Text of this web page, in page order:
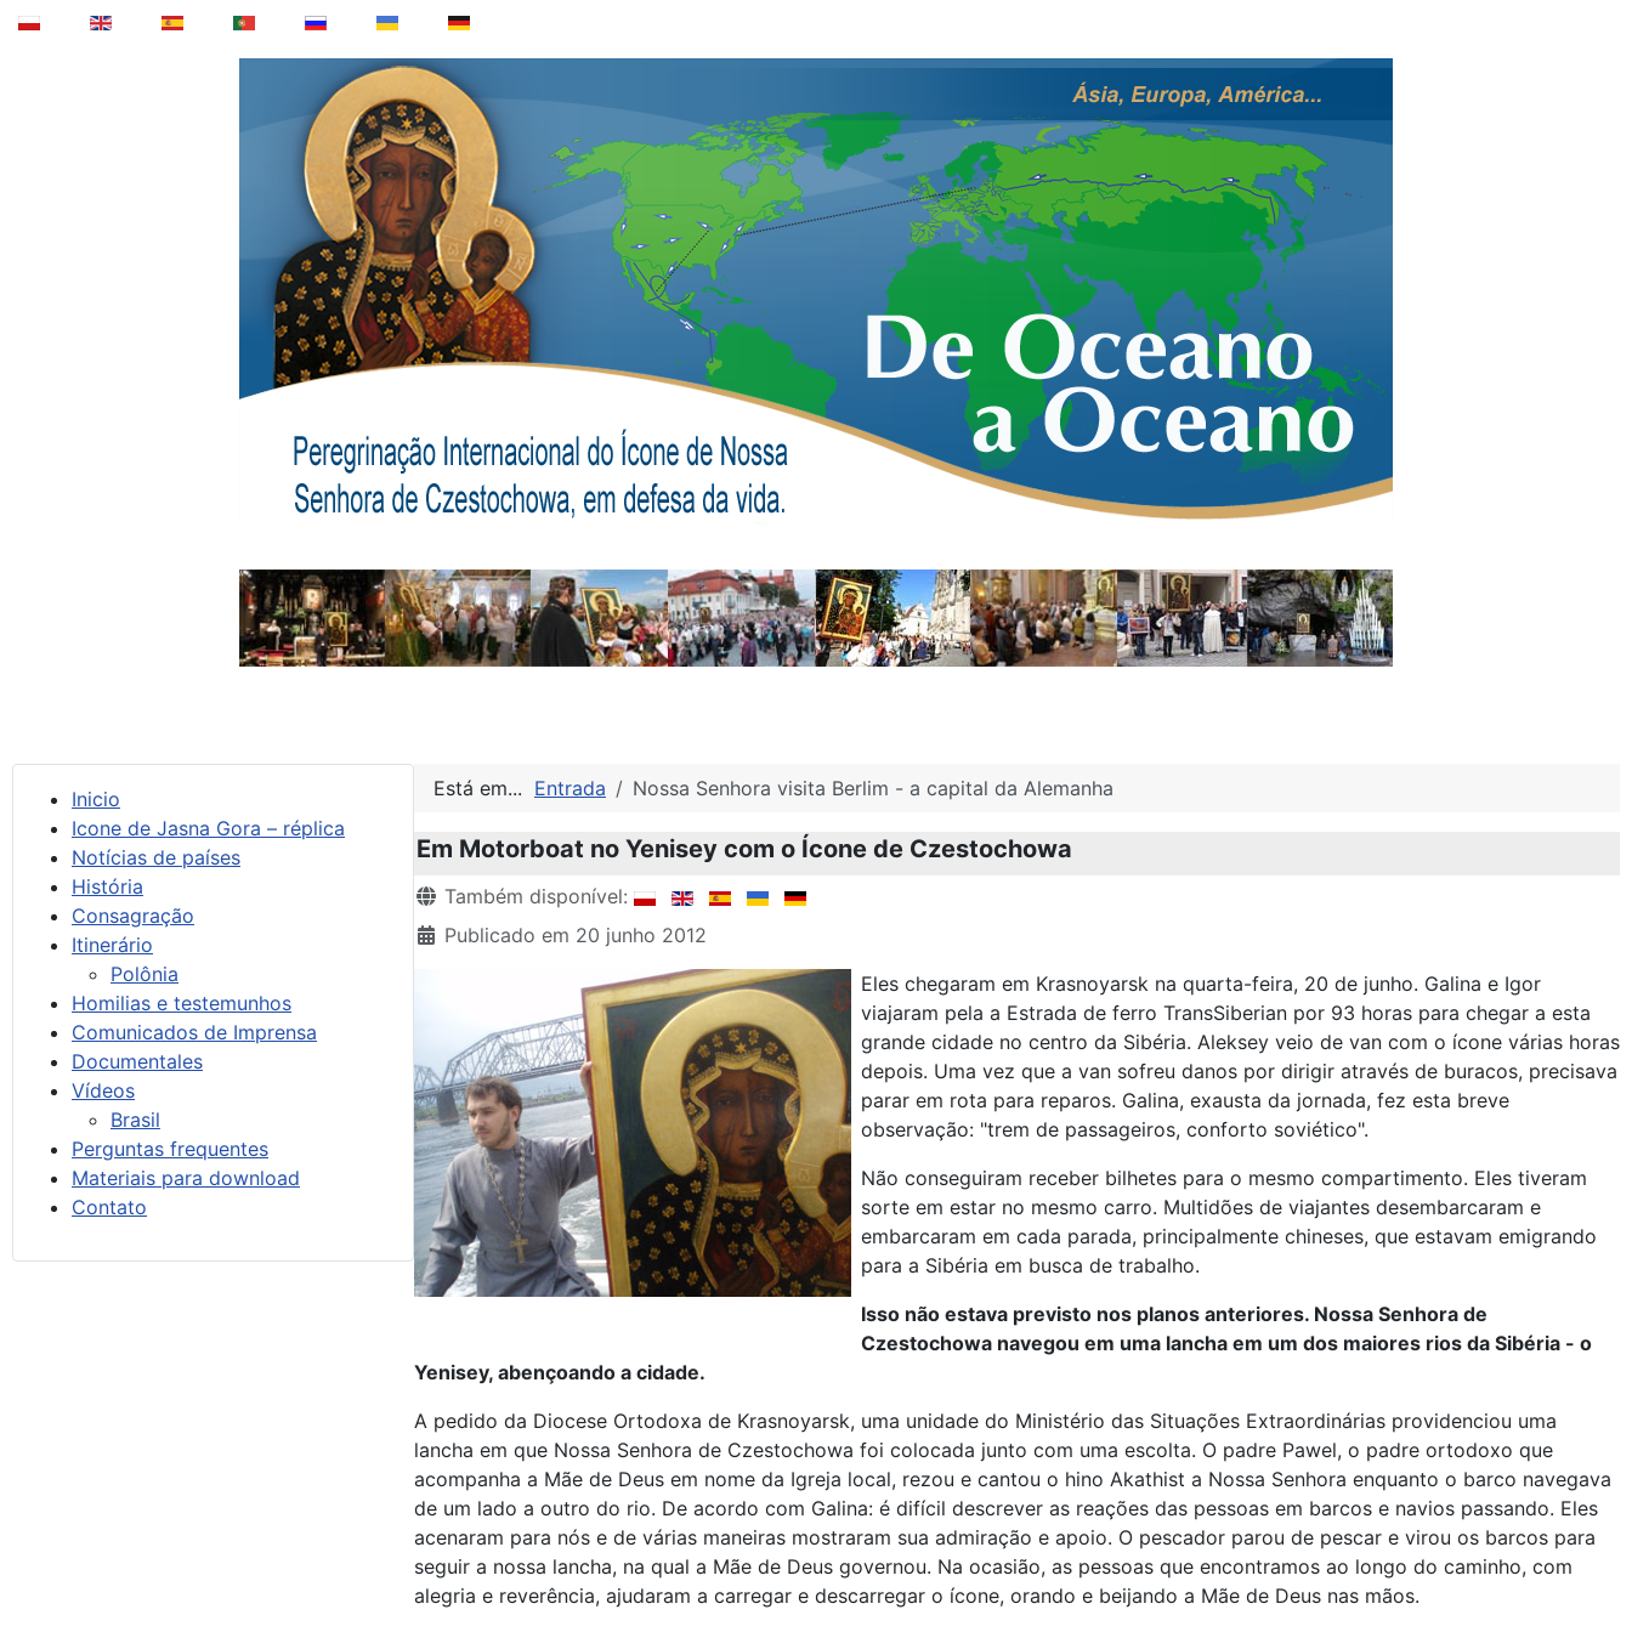
Inicio
Icone de Jasna Gora – réplica
Notícias de países
História
Consagração
Itinerário
Polônia
Homilias e testemunhos
Comunicados de Imprensa
Documentales
Vídeos
Brasil
Perguntas frequentes
Materiais para download
Contato
Está em... Entrada Nossa Senhora visita Berlim - a capital da Alemanha
Em Motorboat no Yenisey com o Ícone de Czestochowa
Detalhes
Também disponível:
Publicado em 20 junho 2012
Eles chegaram em Krasnoyarsk na quarta-feira, 20 de junho. Galina e Igor
viajaram pela a Estrada de ferro TransSiberian por 93 horas para chegar a esta
grande cidade no centro da Sibéria. Aleksey veio de van com o ícone várias horas
depois. Uma vez que a van sofreu danos por dirigir através de buracos, precisava
parar em rota para reparos. Galina, exausta da jornada, fez esta breve
observação: "trem de passageiros, conforto soviético".
Não conseguiram receber bilhetes para o mesmo compartimento. Eles tiveram
sorte em estar no mesmo carro. Multidões de viajantes desembarcaram e
embarcaram em cada parada, principalmente chineses, que estavam emigrando
para a Sibéria em busca de trabalho.
Isso não estava previsto nos planos anteriores. Nossa Senhora de
Czestochowa navegou em uma lancha em um dos maiores rios da Sibéria - o
Yenisey, abençoando a cidade.
A pedido da Diocese Ortodoxa de Krasnoyarsk, uma unidade do Ministério das Situações Extraordinárias providenciou uma
lancha em que Nossa Senhora de Czestochowa foi colocada junto com uma escolta. O padre Pawel, o padre ortodoxo que
acompanha a Mãe de Deus em nome da Igreja local, rezou e cantou o hino Akathist a Nossa Senhora enquanto o barco navegava
de um lado a outro do rio. De acordo com Galina: é difícil descrever as reações das pessoas em barcos e navios passando. Eles
acenaram para nós e de várias maneiras mostraram sua admiração e apoio. O pescador parou de pescar e virou os barcos para
seguir a nossa lancha, na qual a Mãe de Deus governou. Na ocasião, as pessoas que encontramos ao longo do caminho, com
alegria e reverência, ajudaram a carregar e descarregar o ícone, orando e beijando a Mãe de Deus nas mãos.